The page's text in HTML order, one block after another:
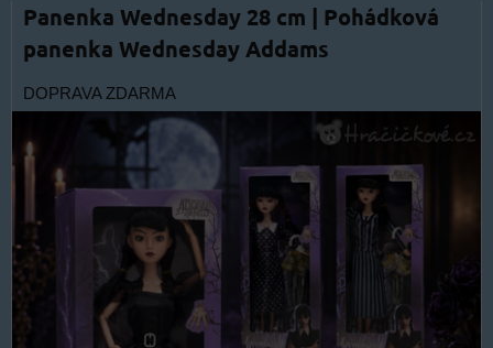
Panenka Wednesday 28 cm | Pohádková
panenka Wednesday Addams
DOPRAVA ZDARMA